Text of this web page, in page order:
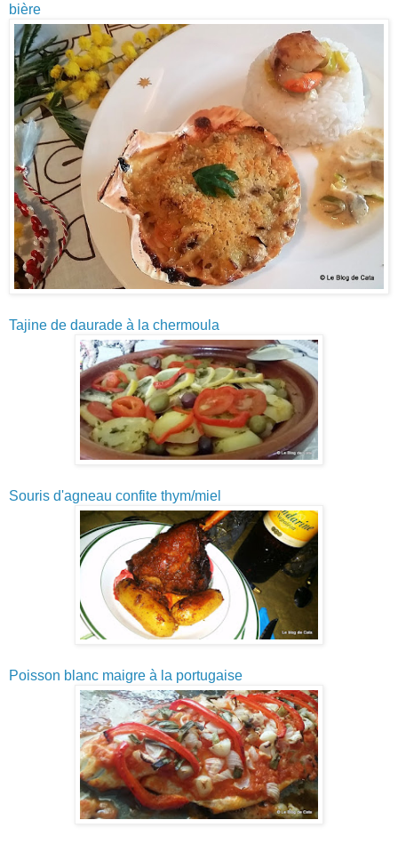
bière
Tajine de daurade à la chermoula
Souris d'agneau confite thym/miel
Poisson blanc maigre à la portugaise